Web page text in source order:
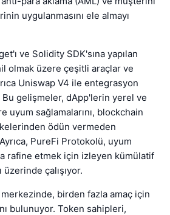
uygulanmasını ele almayı
ve Solidity SDK'sına yapılan
olmak üzere çeşitli araçlar ve
Uniswap V4 ile entegrasyon
Bu gelişmeler, dApp'lerin yerel ve
uyum sağlamalarını, blockchain
ödün vermeden
PureFi Protokolü, uyum
rafine etmek için izleyen kümülatif
çalışıyor.
birden fazla amaç için
bulunuyor. Token sahipleri,